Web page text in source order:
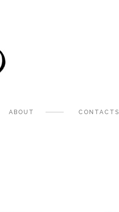
ABOUT CONTACTS